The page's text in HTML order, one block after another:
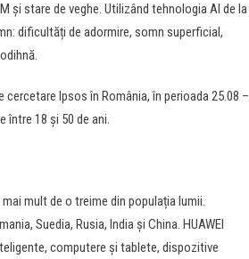
și stare de veghe. Utilizând tehnologia AI de la
dificultăți de adormire, somn superficial,
Ipsos în România, în perioada 25.08 –
între 18 și 50 de ani.
mult de o treime din populația lumii.
Suedia, Rusia, India și China. HUAWEI
computere și tablete, dispozitive